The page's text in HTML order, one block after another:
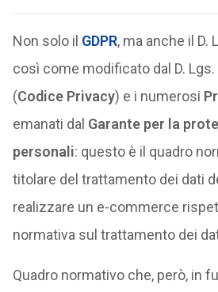
Non solo il GDPR, ma anche il D.
così come modificato dal D.
(Codice Privacy) e i numerosi
emanati dal Garante per la
personali: questo è il quadro
titolare del trattamento dei dati
realizzare un e-commerce
normativa sul trattamento dei
Quadro normativo che, però, in